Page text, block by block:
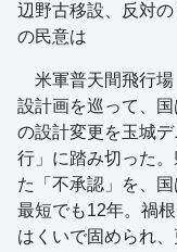
辺野古移設、反対
の民意は
米軍普天間飛行場
設計画を巡って、
の設計変更を玉城
行」に踏み切った
た「不承認」を、
最短でも12年。禍
はくいで固められ、